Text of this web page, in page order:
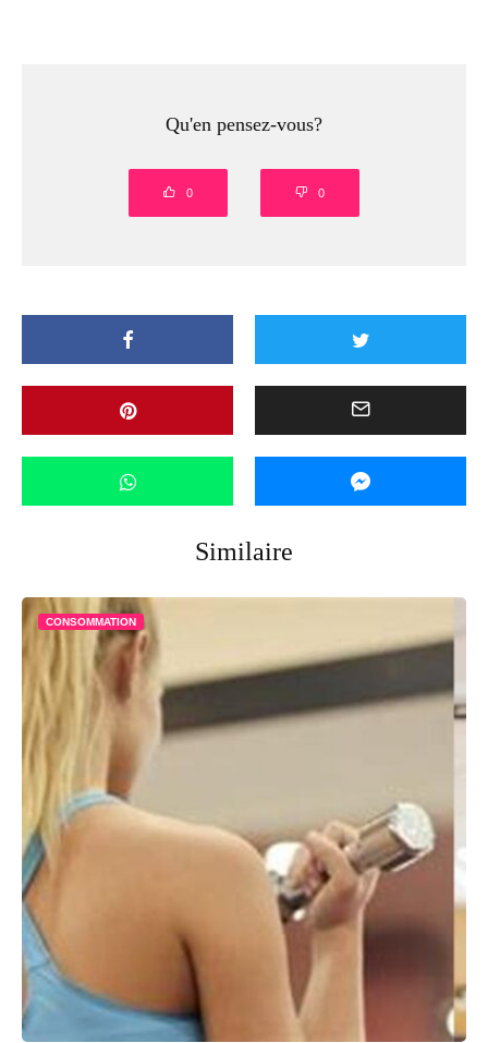
Qu'en pensez-vous?
0 0
Similaire
CONSOMMATION